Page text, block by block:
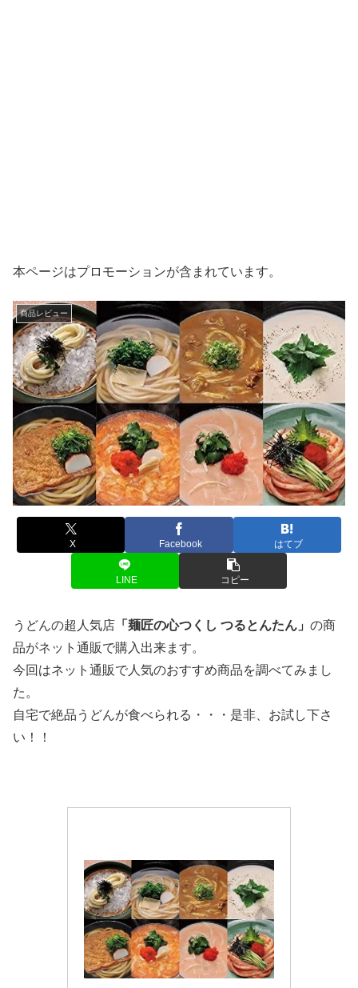
本ページはプロモーションが含まれています。
商品レビュー
X Facebook はてブ
LINE コピー
うどんの超人気店 「麺匠の心つくし つるとんたん」 の商
品がネット通販で購入出来ます。
今回はネット通販で人気のおすすめ商品を調べてみまし
た。
自宅で絶品うどんが食べられる・・・是非、お試し下さ
い！！